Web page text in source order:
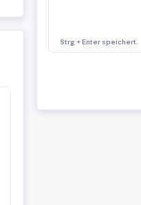
Strg + Enter speichert.